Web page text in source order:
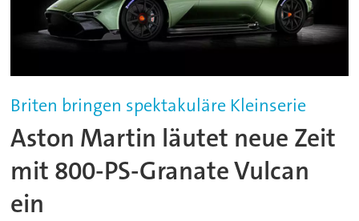
Briten bringen spektakuläre Kleinserie
Aston Martin läutet neue Zeit
mit 800-PS-Granate Vulcan
ein